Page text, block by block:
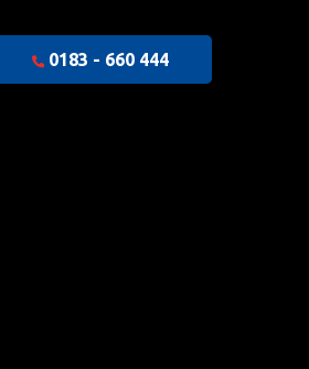
0183 - 660 444